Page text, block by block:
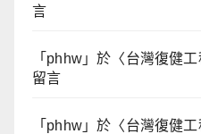
言
「 phhw 」於〈台灣復健
留言
「 phhw 」於〈台灣復健